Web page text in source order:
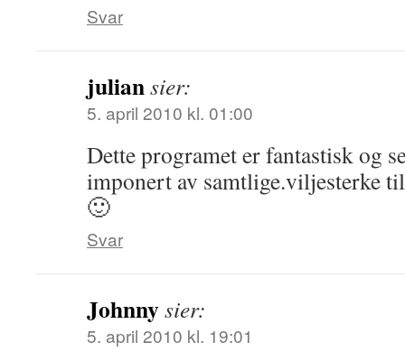
Svar
juliansier:
5. april 2010 kl. 01:00
Dette programet er fantastisk og
imponert av samtlige.viljesterke
🙂
Svar
Johnnysier:
5. april 2010 kl. 19:01